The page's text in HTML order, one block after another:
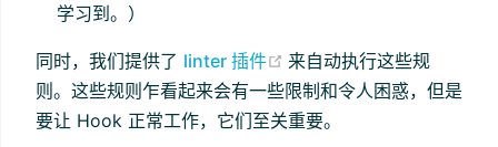
学习到。）
同时，我们提供了 linter 插件 (opens new window)
来自动执行这些规
则。这些规则乍看起来会有一些限制和令人困惑，但是
要让 Hook 正常工作，它们至关重要。